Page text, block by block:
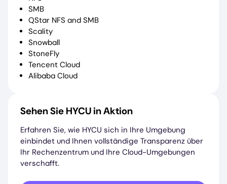
SMB
QStar NFS and SMB
Scality
Snowball
StoneFly
Tencent Cloud
Alibaba Cloud
Sehen Sie HYCU in Aktion
Erfahren Sie, wie HYCU sich in Ihre Umgebung
einbindet und Ihnen vollständige Transparenz über
Ihr Rechenzentrum und Ihre Cloud-Umgebungen
verschafft.